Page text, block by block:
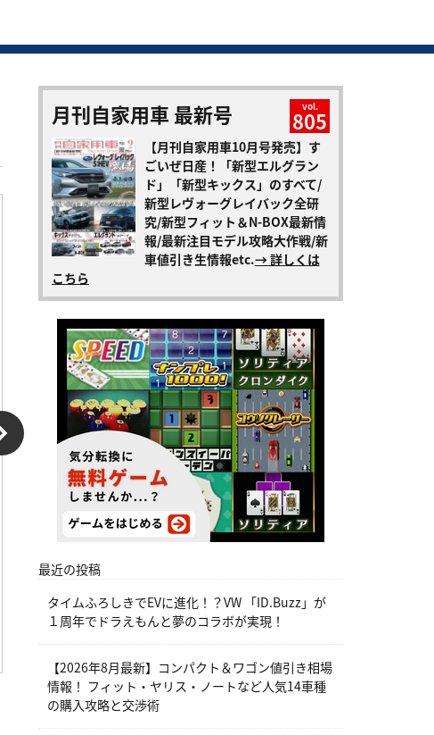
月刊自家用車 最新号 vol.
805
【月刊自家用車10月号発売】す
ごいぜ日産！「新型エルグラン
ド」「新型キックス」のすべて/
新型レヴォーグレイバック全研
究/新型フィット＆N-BOX最新情
報/最新注目モデル攻略大作戦/新
車値引き生情報etc.→ 詳しくは
こちら
最近の投稿
タイムふろしきでEVに進化！？VW 「ID.Buzz」が
１周年でドラえもんと夢のコラボが実現！
【2026年8月最新】コンパクト＆ワゴン値引き相場
情報！ フィット・ヤリス・ノートなど人気14車種
の購入攻略と交渉術